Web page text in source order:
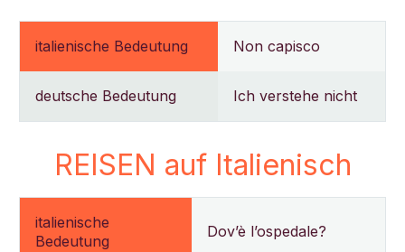
italienische Bedeutung Non capisco
deutsche Bedeutung Ich verstehe nicht
REISEN auf Italienisch
italienische
Bedeutung
Dov’è l’ospedale?